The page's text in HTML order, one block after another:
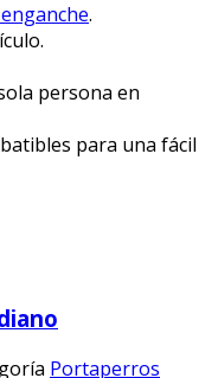
.
persona en
para una fácil
Portaperros